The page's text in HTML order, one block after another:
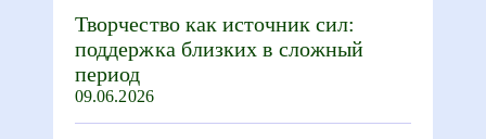
Творчество как источник сил:
поддержка близких в сложный
период
09.06.2026